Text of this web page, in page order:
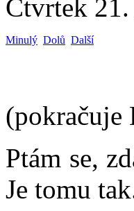
Čtvrtek
Minulý Dolů Další
(pokračuje
Ptám se,
Je tomu